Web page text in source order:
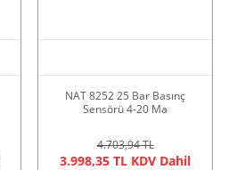
NAT 8252 25 Bar Basınç
Sensörü 4-20 Ma
4.703,94 TL
3.998,35 TL KDV Dahil